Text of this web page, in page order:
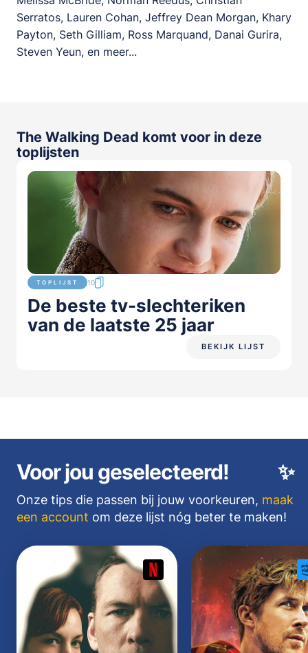
Serratos, Lauren Cohan, Jeffrey Dean Morgan, Khary
Payton, Seth Gilliam, Ross Marquand, Danai Gurira,
Steven Yeun, en meer...
The Walking Dead komt voor in deze
toplijsten
TOPLIJST 10
De beste tv-slechteriken
van de laatste 25 jaar
BEKIJK LIJST
✨
Voor jou geselecteerd!
Onze tips die passen bij jouw voorkeuren, maak
een account om deze lijst nóg beter te maken!